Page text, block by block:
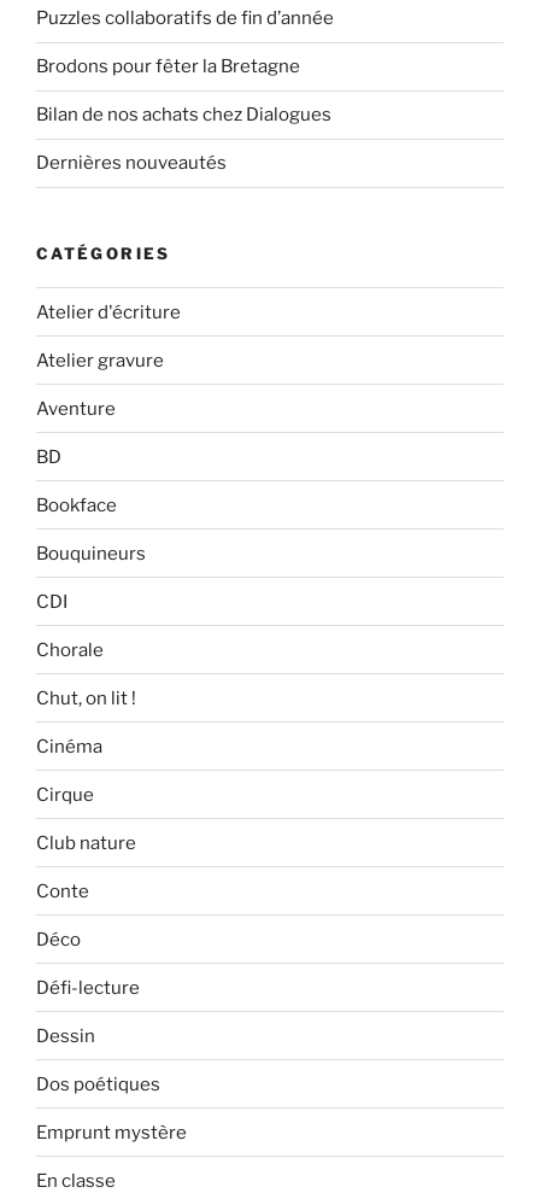
Puzzles collaboratifs de fin d’année
Brodons pour fêter la Bretagne
Bilan de nos achats chez Dialogues
Dernières nouveautés
CATÉGORIES
Atelier d'écriture
Atelier gravure
Aventure
BD
Bookface
Bouquineurs
CDI
Chorale
Chut, on lit !
Cinéma
Cirque
Club nature
Conte
Déco
Défi-lecture
Dessin
Dos poétiques
Emprunt mystère
En classe